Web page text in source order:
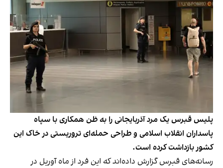
پلیس قبرس یک مرد آذربایجانی را به ظن همکاری با سپاه
پاسداران انقلاب اسلامی و طراحی حمله‌ای تروریستی در خاک این
کشور بازداشت کرده است.
رسانه‌های قبرس گزارش داده‌اند که این فرد از ماه آوریل در